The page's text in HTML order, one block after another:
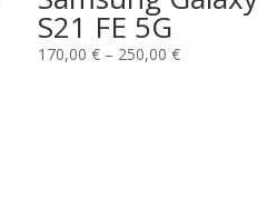
S21 FE 5G
170,00 €– 250,00 €